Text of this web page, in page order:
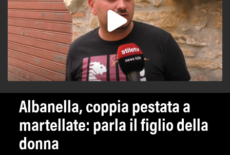
Albanella, coppia pestata a
martellate: parla il figlio della
donna